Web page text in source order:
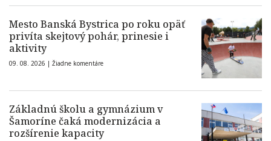
Mesto Banská Bystrica po roku opäť
privíta skejtový pohár, prinesie i
aktivity
09. 08. 2026 | Žiadne komentáre
Základnú školu a gymnázium v
Šamoríne čaká modernizácia a
rozšírenie kapacity